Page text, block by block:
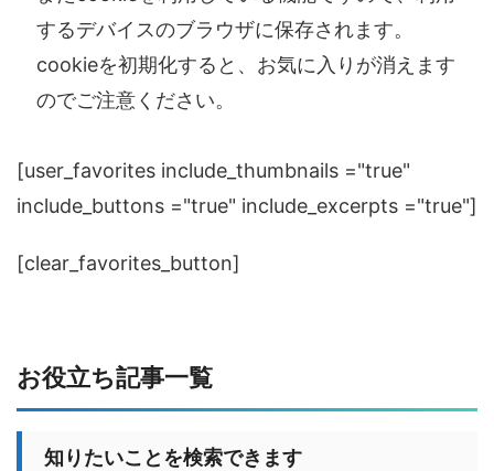
するデバイスのブラウザに保存されます。
cookieを初期化すると、お気に入りが消えます
のでご注意ください。
[user_favorites include_thumbnails ="true"
include_buttons ="true" include_excerpts ="true"]
[clear_favorites_button]
お役立ち記事一覧
知りたいことを検索できます